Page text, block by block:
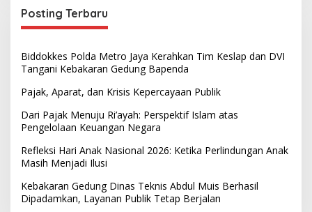
Posting Terbaru
Biddokkes Polda Metro Jaya Kerahkan Tim Keslap dan DVI
Tangani Kebakaran Gedung Bapenda
Pajak, Aparat, dan Krisis Kepercayaan Publik
Dari Pajak Menuju Ri’ayah: Perspektif Islam atas
Pengelolaan Keuangan Negara
Refleksi Hari Anak Nasional 2026: Ketika Perlindungan Anak
Masih Menjadi Ilusi
Kebakaran Gedung Dinas Teknis Abdul Muis Berhasil
Dipadamkan, Layanan Publik Tetap Berjalan